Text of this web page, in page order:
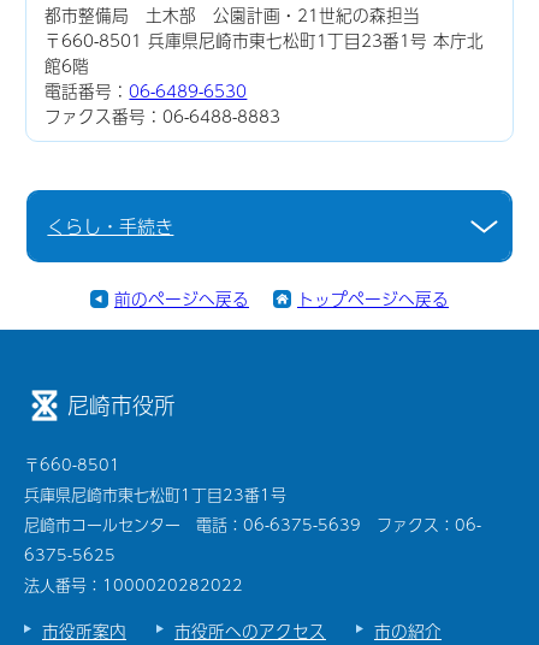
都市整備局 土木部 公園計画・21世紀の森担当
〒660-8501 兵庫県尼崎市東七松町1丁目23番1号 本庁北
館6階
電話番号：06-6489-6530
ファクス番号：06-6488-8883
くらし・手続き
前のページへ戻る トップページへ戻る
尼崎市役所
〒660-8501
兵庫県尼崎市東七松町1丁目23番1号
尼崎市コールセンター 電話：06-6375-5639 ファクス：06-
6375-5625
法人番号：1000020282022
市役所案内 市役所へのアクセス
市の紹介